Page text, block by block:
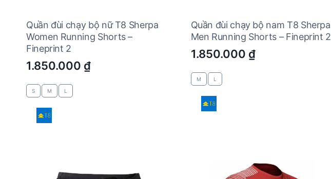
Quần đùi chạy bộ nữ T8 Sherpa
Women Running Shorts –
Fineprint 2
1.850.000 ₫
S M L
Quần đùi chạy bộ nam T8 Sherpa
Men Running Shorts – Fineprint 2
1.850.000 ₫
M L